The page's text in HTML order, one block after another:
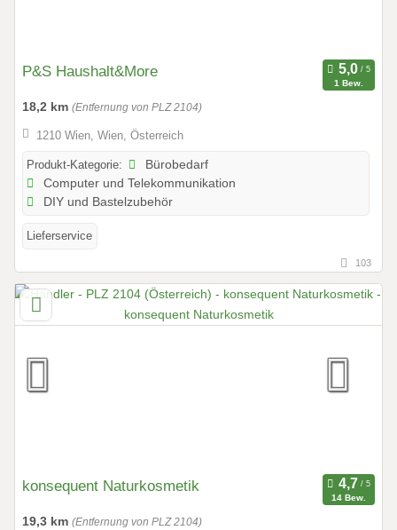
P&S Haushalt&More
1 Bew.
18,2 km (Entfernung von PLZ 2104)
1210 Wien, Wien, Österreich
Produkt-Kategorie:
Bürobedarf
Computer und Telekommunikation
DIY und Bastelzubehör
Lieferservice
103
konsequent Naturkosmetik
14 Bew.
19,3 km (Entfernung von PLZ 2104)